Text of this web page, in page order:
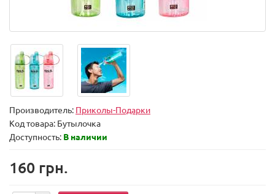
Производитель: Приколы-Подарки
Код товара: Бутылочка
Доступность: В наличии
160 грн.